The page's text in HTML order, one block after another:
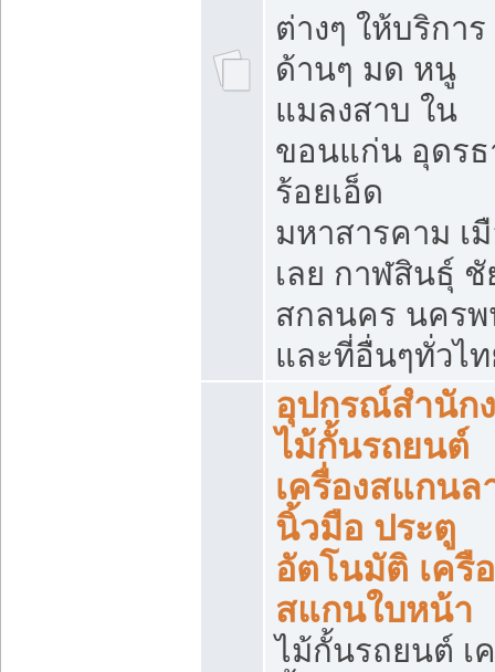
ต่างๆ ให้บริการ
ด้านๆ มด หนู
แมลงสาบ ใน
ขอนแก่น อุดร
ร้อยเอ็ด
มหาสารคาม เ
เลย กาฬสินธุ์
สกลนคร นคร
และที่อื่นๆทั่วไ
อุปกรณ์สำนัก
ไม้กั้นรถยนต์
เครื่องสแกนล
นิ้วมือ ประตู
อัตโนมัติ เครื
สแกนใบหน้า
ไม้กั้นรถยนต์ เ